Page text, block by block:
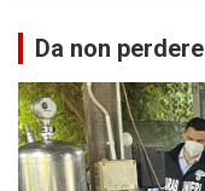
Da non perdere